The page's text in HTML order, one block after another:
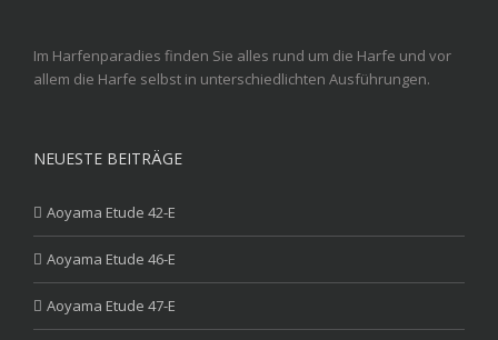
Im Harfenparadies finden Sie alles rund um die Harfe und vor
allem die Harfe selbst in unterschiedlichten Ausführungen.
NEUESTE BEITRÄGE
Aoyama Etude 42-E
Aoyama Etude 46-E
Aoyama Etude 47-E